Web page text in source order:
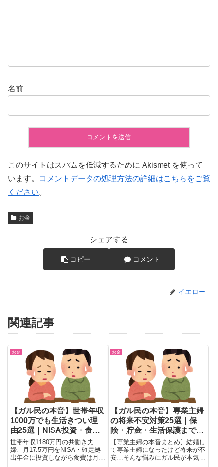
名前
このサイトはスパムを低減するために Akismet を使って
います。
コメントデータの処理方法の詳細はこちらをご覧
ください。
お金
シェアする
コピー コメント
イエロー
関連記事
お金
【ガル民の本音】世帯年収
1000万でも生活きつい理
由25選｜NISA投資・食費
のリアル家計簿
世帯年収1180万円の共働き夫
婦、月17.5万円をNISA・確定拠
出年金に投資しながら食費は月7
お金
【ガル民の本音】専業主婦
の将来不安対策25選｜保
険・貯金・生活保護まで本
音激白
【専業主婦の本音まとめ】結婚し
て専業主婦になったけど将来が不
安…そんな悩みにガル民が本気回